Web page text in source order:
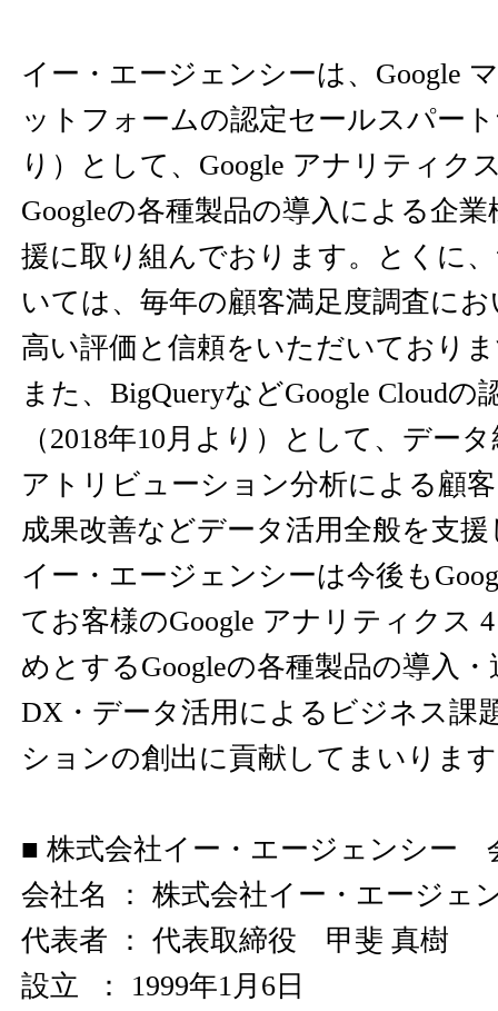
イー・エージェンシーは、Google
ットフォームの認定セールスパー
り）として、Google アナリティク
Googleの各種製品の導入による企
援に取り組んでおります。とくに
いては、毎年の顧客満足度調査に
高い評価と信頼をいただいており
また、BigQueryなどGoogle Cloudの
（2018年10月より）として、デー
アトリビューション分析による顧
成果改善などデータ活用全般を支
イー・エージェンシーは今後も
てお客様のGoogle アナリティクス
めとするGoogleの各種製品の導入
DX・データ活用によるビジネス課
ションの創出に貢献してまいりま
■ 株式会社イー・エージェンシー
会社名 ： 株式会社イー・エージェ
代表者 ： 代表取締役 甲斐 真樹
設立 ： 1999年1月6日